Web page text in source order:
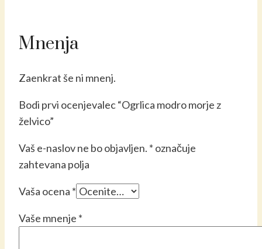
Mnenja
Zaenkrat še ni mnenj.
Bodi prvi ocenjevalec “Ogrlica modro morje z
želvico”
Vaš e-naslov ne bo objavljen. * označuje
zahtevana polja
Vaša ocena *
Vaše mnenje *